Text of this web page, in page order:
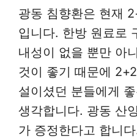
광동 침향환은 현재
입니다. 한방 원료로
내성이 없을 뿐만 아
것이 좋기 때문에
설이셨던 분들에게
생각합니다. 광동 산
가 증정한다고 합니